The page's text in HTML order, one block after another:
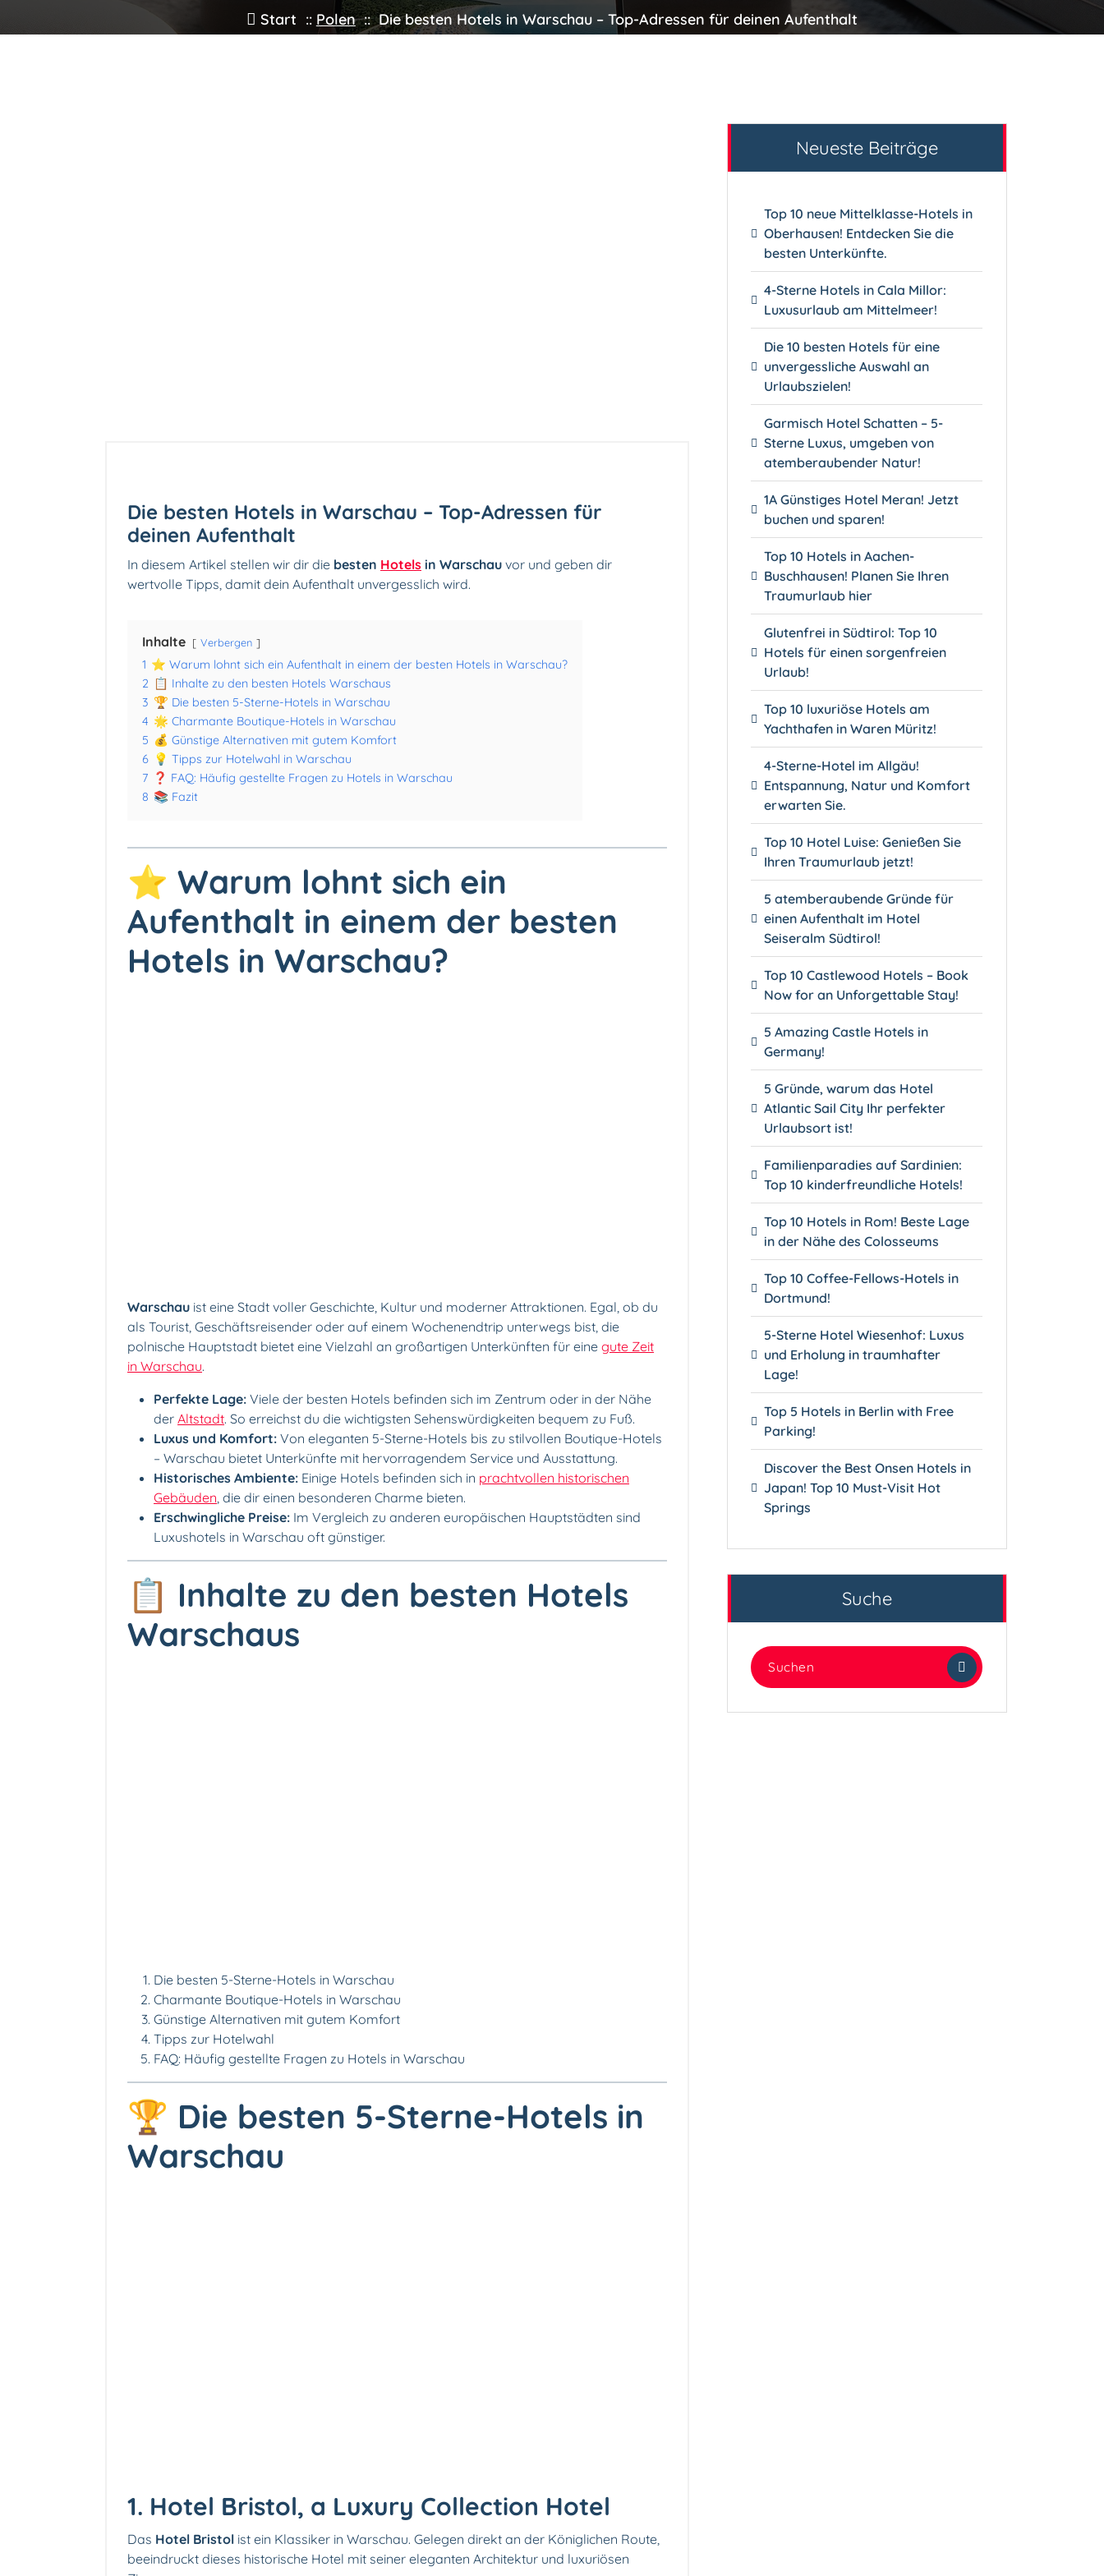
Start :: Polen:: Die besten Hotels in Warschau – Top-Adressen für deinen Aufenthalt
Die besten Hotels in Warschau – Top-Adressen für
deinen Aufenthalt
In diesem Artikel stellen wir dir die besten Hotels in Warschau vor und geben dir
wertvolle Tipps, damit dein Aufenthalt unvergesslich wird.
Inhalte Verbergen
1 ⭐ Warum lohnt sich ein Aufenthalt in einem der besten Hotels in Warschau?
2
📋 Inhalte zu den besten Hotels Warschaus
3 🏆 Die besten 5-Sterne-Hotels in Warschau
4 🌟 Charmante Boutique-Hotels in Warschau
5 💰 Günstige Alternativen mit gutem Komfort
6 💡 Tipps zur Hotelwahl in Warschau
7 ❓ FAQ: Häufig gestellte Fragen zu Hotels in Warschau
8 📚 Fazit
⭐ Warum lohnt sich ein
Aufenthalt in einem der besten
Hotels in Warschau?
Warschau ist eine Stadt voller Geschichte, Kultur und moderner Attraktionen. Egal, ob du
als Tourist, Geschäftsreisender oder auf einem Wochenendtrip unterwegs bist, die
polnische Hauptstadt bietet eine Vielzahl an großartigen Unterkünften für eine gute Zeit
in Warschau.
Perfekte Lage: Viele der besten Hotels befinden sich im Zentrum oder in der Nähe
der Altstadt. So erreichst du die wichtigsten Sehenswürdigkeiten bequem zu Fuß.
Luxus und Komfort: Von eleganten 5-Sterne-Hotels bis zu stilvollen Boutique-Hotels
– Warschau bietet Unterkünfte mit hervorragendem Service und Ausstattung.
Historisches Ambiente: Einige Hotels befinden sich in prachtvollen historischen
Gebäuden , die dir einen besonderen Charme bieten.
Erschwingliche Preise: Im Vergleich zu anderen europäischen Hauptstädten sind
Luxushotels in Warschau oft günstiger.
📋 Inhalte zu den besten Hotels
Warschaus
Die besten 5-Sterne-Hotels in Warschau
Charmante Boutique-Hotels in Warschau
Günstige Alternativen mit gutem Komfort
Tipps zur Hotelwahl
FAQ: Häufig gestellte Fragen zu Hotels in Warschau
🏆 Die besten 5-Sterne-Hotels in
Warschau
1. Hotel Bristol, a Luxury Collection Hotel
Das Hotel Bristol ist ein Klassiker in Warschau. Gelegen direkt an der Königlichen Route,
beeindruckt dieses historische Hotel mit seiner eleganten Architektur und luxuriösen
Neueste Beiträge
Top 10 neue Mittelklasse-Hotels in
Oberhausen! Entdecken Sie die
besten Unterkünfte.
4-Sterne Hotels in Cala Millor:
Luxusurlaub am Mittelmeer!
Die 10 besten Hotels für eine
unvergessliche Auswahl an
Urlaubszielen!
Garmisch Hotel Schatten – 5-
Sterne Luxus, umgeben von
atemberaubender Natur!
1A Günstiges Hotel Meran! Jetzt
buchen und sparen!
Top 10 Hotels in Aachen-
Buschhausen! Planen Sie Ihren
Traumurlaub hier
Glutenfrei in Südtirol: Top 10
Hotels für einen sorgenfreien
Urlaub!
Top 10 luxuriöse Hotels am
Yachthafen in Waren Müritz!
4-Sterne-Hotel im Allgäu!
Entspannung, Natur und Komfort
erwarten Sie.
Top 10 Hotel Luise: Genießen Sie
Ihren Traumurlaub jetzt!
5 atemberaubende Gründe für
einen Aufenthalt im Hotel
Seiseralm Südtirol!
Top 10 Castlewood Hotels – Book
Now for an Unforgettable Stay!
5 Amazing Castle Hotels in
Germany!
5 Gründe, warum das Hotel
Atlantic Sail City Ihr perfekter
Urlaubsort ist!
Familienparadies auf Sardinien:
Top 10 kinderfreundliche Hotels!
Top 10 Hotels in Rom! Beste Lage
in der Nähe des Colosseums
Top 10 Coffee-Fellows-Hotels in
Dortmund!
5-Sterne Hotel Wiesenhof: Luxus
und Erholung in traumhafter
Lage!
Top 5 Hotels in Berlin with Free
Parking!
Discover the Best Onsen Hotels in
Japan! Top 10 Must-Visit Hot
Springs
Suche
Suchen
nach: